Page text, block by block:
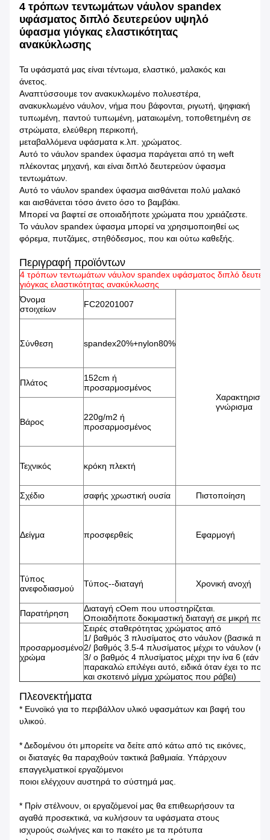
4 τρόπων τεντωμάτων νάυλον spandex
υφάσματος διπλό δευτερεύον υψηλό
ύφασμα γιόγκας ελαστικότητας
ανακύκλωσης
Τα υφάσματά μας είναι τέντωμα, ελαστικό, μαλακός και
άνετος.
Αναπτύσσουμε τον ανακυκλωμένο πολυεστέρα,
ανακυκλωμένο νάυλον, νήμα που βάφονται, ριγωτή, ψηφιακή
τυπωμένη, παντού τυπωμένη, ματαιωμένη, τοποθετημένη σε
στρώματα, ελεύθερη περικοπή,
μεταβαλλόμενα υφάσματα κ.λπ. χρώματος.
Αυτό το νάυλον spandex ύφασμα παράγεται από τη weft
πλέκοντας μηχανή, και είναι διπλό δευτερεύον ύφασμα
τεντωμάτων.
Αυτό το νάυλον spandex ύφασμα αισθάνεται πολύ μαλακό
και αισθάνεται τόσο άνετο όσο το βαμβάκι.
Μπορεί να βαφτεί σε οποιαδήποτε χρώματα που χρειάζεστε.
Το νάυλον spandex ύφασμα μπορεί να χρησιμοποιηθεί ως
φόρεμα, πυτζάμες, στηθόδεσμος, που και ούτω καθεξής.
Περιγραφή προϊόντων
4 τρόπων τεντωμάτων νάυλον spandex υφάσματος διπλό
γιόγκας ελαστικότητας ανακύκλωσης
Όνομα
στοιχείων
FC20201007
γνώρισμα
Σύνθεση spandex20%+nylon80%
Πλάτος
152cm ή
προσαρμοσμένος
Βάρος
220g/m2 ή
προσαρμοσμένος
Τεχνικός κρόκη πλεκτή
Σχέδιο σαφής χρωστική ουσία Πιστοποίηση
Δείγμα προσφερθείς Εφαρμογή
Τύπος
ανεφοδιασμού
Τύπος--διαταγή Χρονική ανοχή
Παρατήρηση
Διαταγή cOem που υποστηρίζεται.
Οποιαδήποτε δοκιμαστική διαταγή σε μικρή
προσαρμοσμένο
χρώμα
Σειρές σταθερότητας χρώματος από
1/ βαθμός 3 πλυσίματος στο νάυλον (βασικά
2/ βαθμός 3.5-4 πλυσίματος μέχρι το νάυλον
3/ ο βαθμός 4 πλυσίματος μέχρι την ίνα 6 (εάν
παρακαλώ επιλέγει αυτό, ειδικά όταν έχει το
και σκοτεινό μίγμα χρώματος που ράβει)
Πλεονεκτήματα
* Ευνοϊκό για το περιβάλλον υλικό υφασμάτων και βαφή του
υλικού.
* Δεδομένου ότι μπορείτε να δείτε από κάτω από τις εικόνες,
οι διαταγές θα παραχθούν τακτικά βαθμιαία. Υπάρχουν
επαγγελματικοί εργαζόμενοι
ποιοι ελέγχουν αυστηρά το σύστημά μας.
* Πρίν στέλνουν, οι εργαζόμενοί μας θα επιθεωρήσουν τα
αγαθά προσεκτικά, να κυλήσουν τα υφάσματα στους
ισχυρούς σωλήνες και το πακέτο με τα πρότυπα